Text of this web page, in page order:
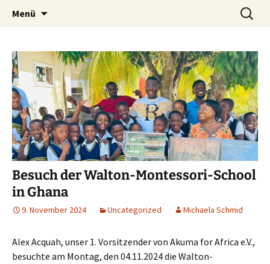
Akuma for Africa
"Ein Herz für Afrika" – Verein zur
Unterstützung der Kinder Ghanas
Menü
Suche
nach:
Besuch der Walton-Montessori-School
in Ghana
9. November 2024 Uncategorized Michaela Schmid
Alex Acquah, unser 1. Vorsitzender von Akuma for Africa e.V.,
besuchte am Montag, den 04.11.2024 die Walton-